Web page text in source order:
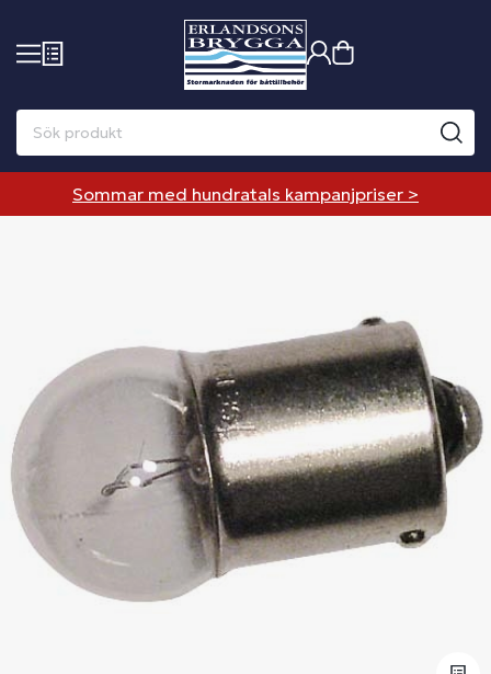
Sommar med hundratals kampanjpriser >